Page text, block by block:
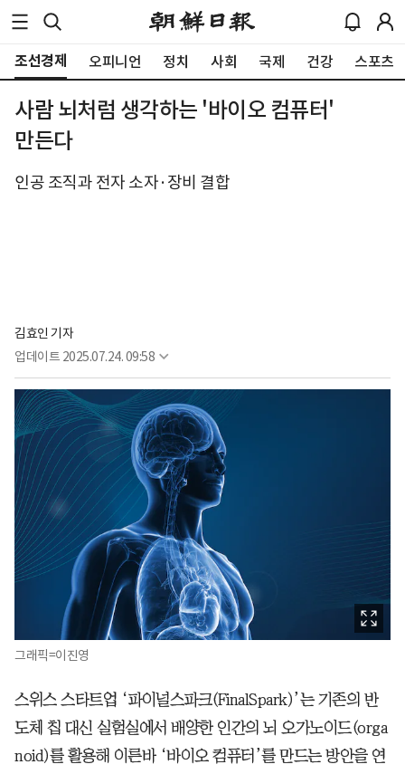
조선경제 오피니언 정치 사회 국제 건강 스포츠
사람 뇌처럼 생각하는 '바이오 컴퓨터'
만든다
인공 조직과 전자 소자·장비 결합
김효인 기자
업데이트 2025.07.24. 09:58
그래픽=이진영
스위스 스타트업 ‘파이널스파크(FinalSpark)’는 기존의 반
도체 칩 대신 실험실에서 배양한 인간의 뇌 오가노이드(orga
noid)를 활용해 이른바 ‘바이오 컴퓨터’를 만드는 방안을 연